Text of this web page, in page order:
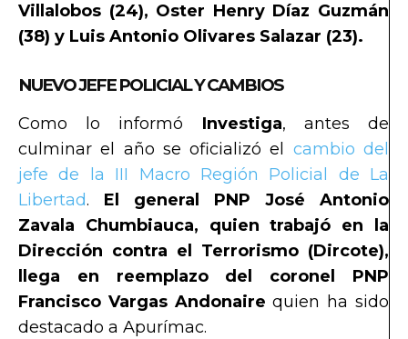
Villalobos (24), Oster Henry Díaz Guzmán
(38) y Luis Antonio Olivares Salazar (23).
NUEVO JEFE POLICIAL Y CAMBIOS
Como lo informó Investiga, antes de
culminar el año se oficializó el cambio del
jefe de la III Macro Región Policial de La
Libertad. El general PNP José Antonio
Zavala Chumbiauca, quien trabajó en la
Dirección contra el Terrorismo (Dircote),
llega en reemplazo del coronel PNP
Francisco Vargas Andonaire quien ha sido
destacado a Apurímac.